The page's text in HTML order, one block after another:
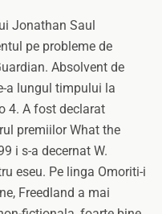
Jonathan Saul
pe probleme de
Absolvent de
a lungul timpului la
4. A fost declarat
premiilor What the
i s-a decernat W.
eseu. Pe linga Omoriti-i
Freedland a mai